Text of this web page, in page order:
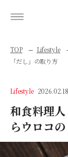
TOP Lifestyle
「だし」の取り方
Lifestyle 2026.02.18
和食料理
らウロコ